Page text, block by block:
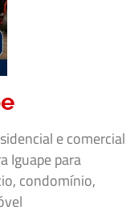
e comercial
Iguape para
condomínio,